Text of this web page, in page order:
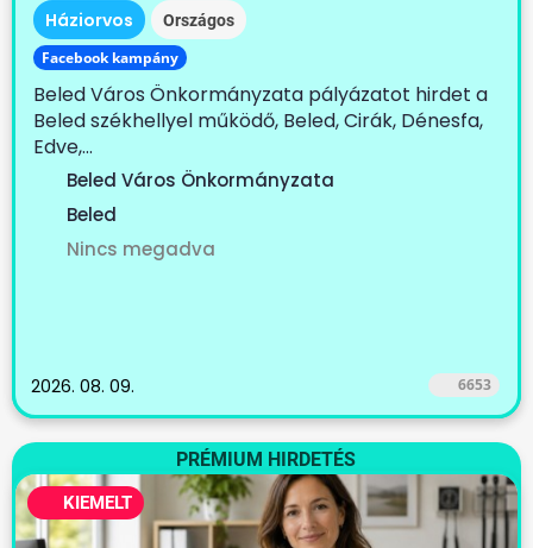
Háziorvos Országos
Facebook kampány
Beled Város Önkormányzata pályázatot hirdet a
Beled székhellyel működő, Beled, Cirák, Dénesfa,
Edve,...
Beled Város Önkormányzata
Beled
Nincs megadva
2026. 08. 09. 6653
PRÉMIUM HIRDETÉS
KIEMELT